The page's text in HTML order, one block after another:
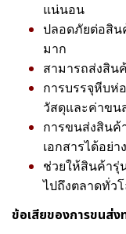
แน่นอน
ปลอดภัยต่อสิน
มาก
สามารถส่งสิน
การบรรจุหีบห่
วัสดุและค่าขน
การขนส่งสินค้
เอกสารได้อย่า
ช่วยให้สินค้ารุ่
ไปถึงตลาดทั่ว
ข้อเสียของการขนส่ง